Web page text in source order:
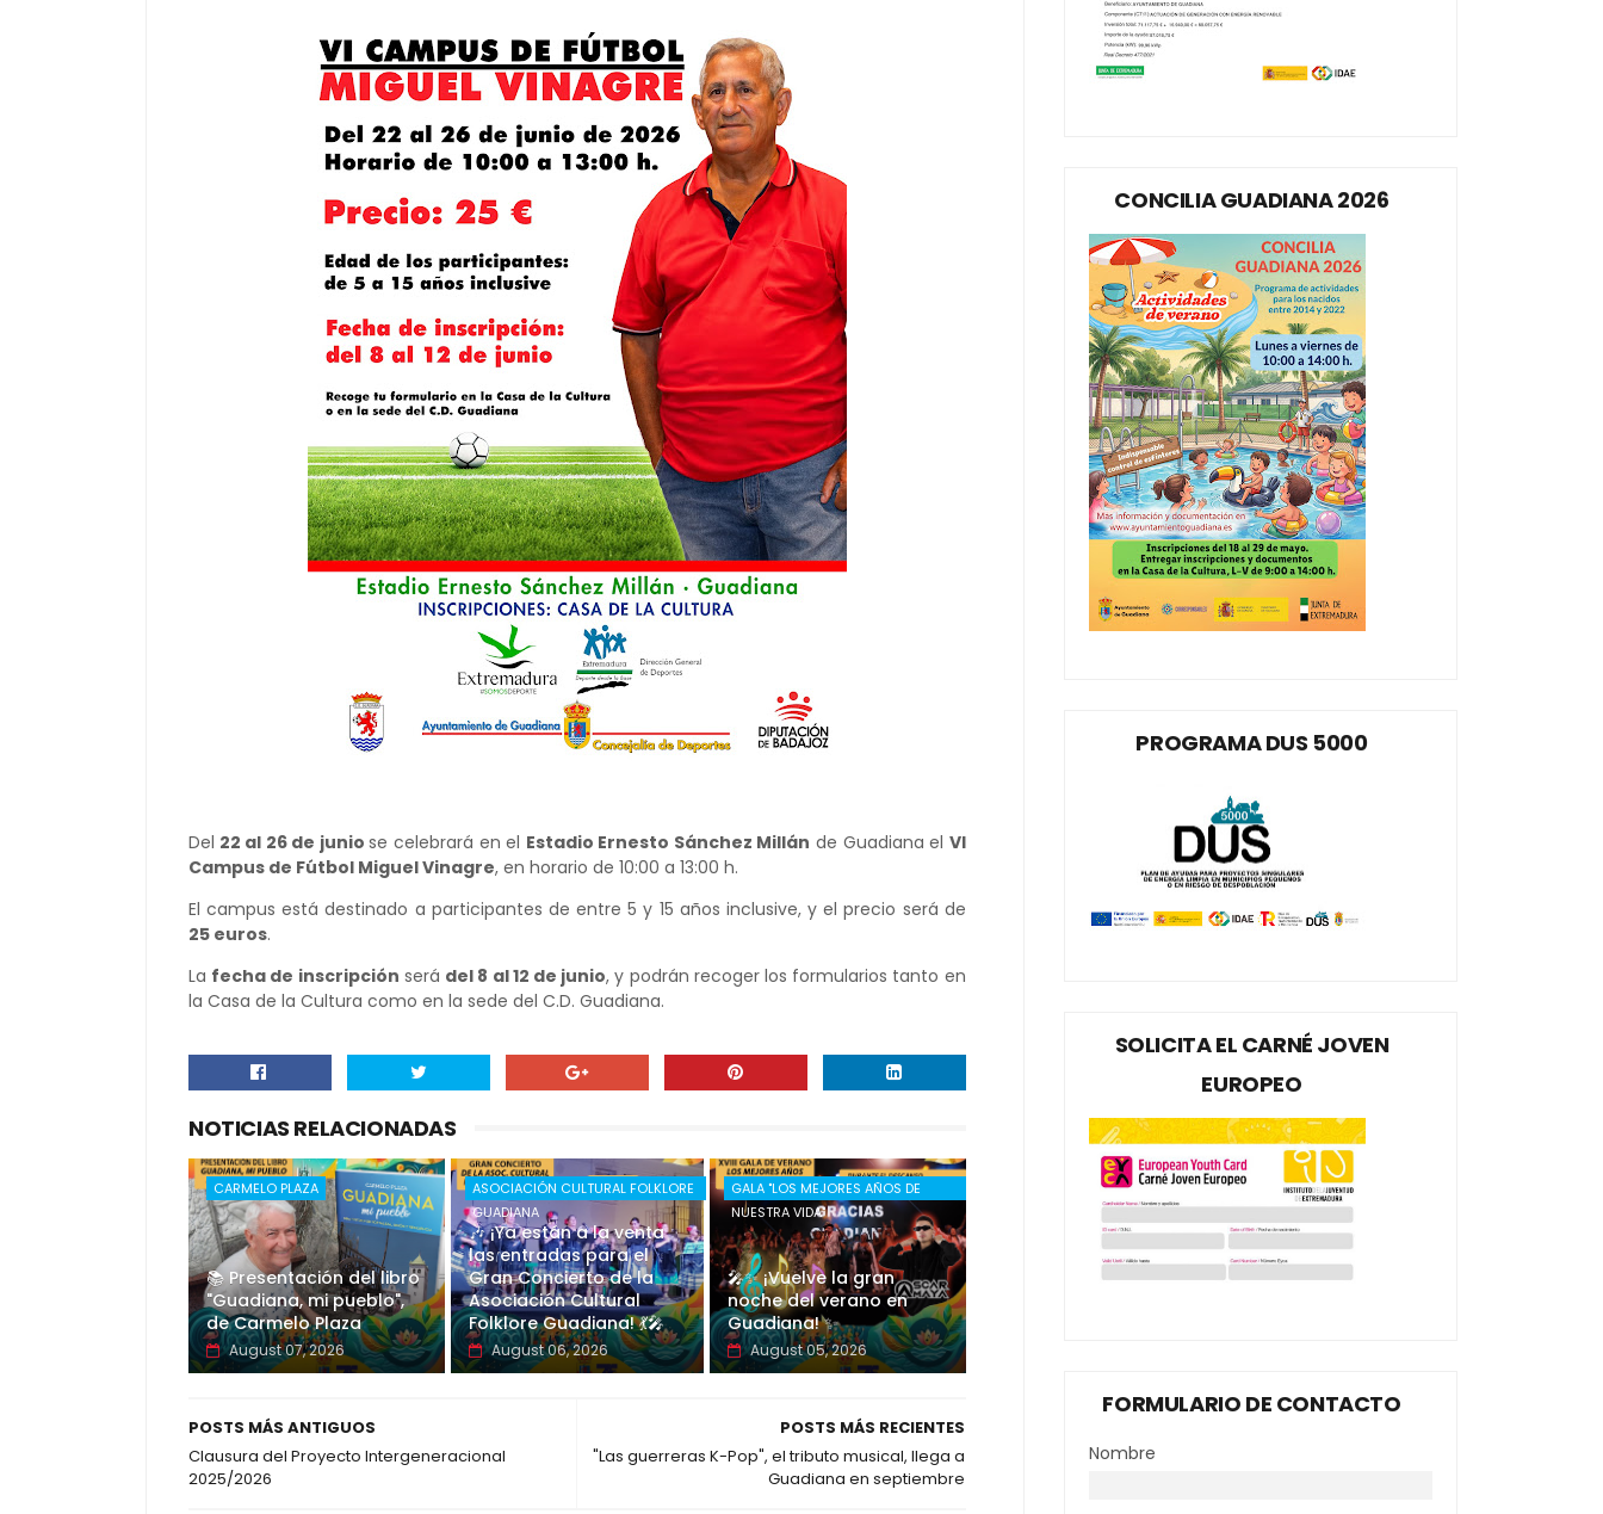
Del 22 al 26 de juniose celebrará en el Estadio Ernesto Sánchez Millán de Guadiana el VI
Campus de Fútbol Miguel Vinagre, en horario de 10:00 a 13:00 h.
El campus está destinado a participantes de entre 5 y 15 años inclusive, y el precio será de
25 euros.
La fecha de inscripción será del 8 al 12 de junio, y podrán recoger los formularios tanto en
la Casa de la Cultura como en la sede del C.D. Guadiana.
NOTICIAS RELACIONADAS
CARMELO PLAZA
📚 Presentación del libro
"Guadiana, mi pueblo",
de Carmelo Plaza
August 07, 2026
ASOCIACIÓN CULTURAL FOLKLORE
GUADIANA
🎶 ¡Ya están a la venta
las entradas para el
Gran Concierto de la
Asociación Cultural
Folklore Guadiana! 💃🎤
August 06, 2026
GALA "LOS MEJORES AÑOS DE
NUESTRA VIDA"
🎤✨ ¡Vuelve la gran
noche del verano en
Guadiana! ✨
August 05, 2026
POSTS MÁS RECIENTES
"Las guerreras K-Pop", el tributo musical, llega a
Guadiana en septiembre
POSTS MÁS ANTIGUOS
Clausura del Proyecto Intergeneracional
2025/2026
CONCILIA GUADIANA 2026
PROGRAMA DUS 5000
SOLICITA EL CARNÉ JOVEN
EUROPEO
FORMULARIO DE CONTACTO
Nombre